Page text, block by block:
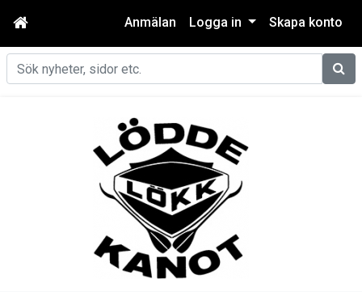
Anmälan Logga in Skapa konto
Sök